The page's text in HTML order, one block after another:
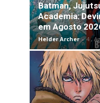
Batman,
Academia:
em Agosto
Helder Archer - 4 ,